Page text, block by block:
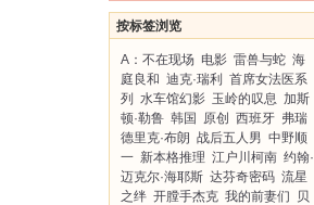
按标签浏览
A：不在现场 电影 雷兽与蛇 海
庭良和 迪克·瑞利
首席女法医系
列
水车馆幻影 玉岭的叹息 加斯
顿·勒鲁 韩国 原创 西班牙 弗瑞
德里克·布朗 战后五人男 中野顺
一 新本格推理 江户川柯南 约翰·
迈克尔·海耶斯 达芬奇密码 流星
之绊 开膛手杰克 我的前妻们
贝